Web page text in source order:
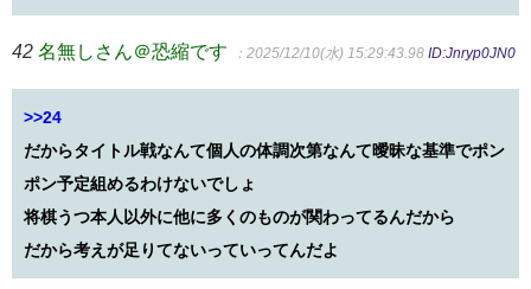
42 名無しさん＠恐縮です ：2025/12/10(水) 15:29:43.98 ID:Jnryp0JN0
>>24
だからタイトル戦なんて個人の体調次第なんて曖昧な基準でポン
ポン予定組めるわけないでしょ
将棋うつ本人以外に他に多くのものが関わってるんだから
だから考えが足りてないっていってんだよ